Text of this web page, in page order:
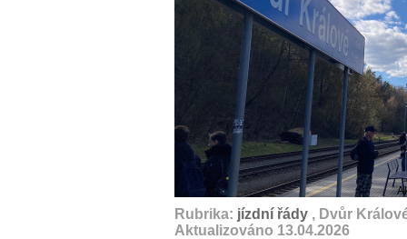
Rubrika: jízdní řády , Dvůr
Aktualizováno 13.04.2026